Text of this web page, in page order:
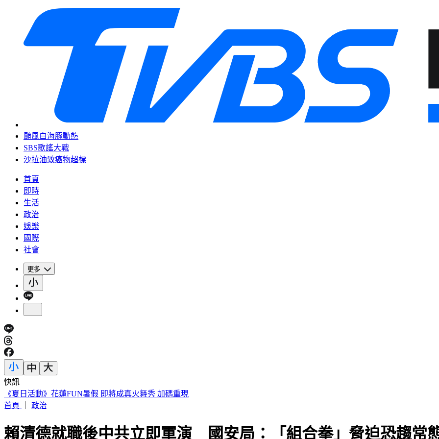
颱風白海豚動態
SBS歌謠大戰
沙拉油致癌物超標
首頁
即時
生活
政治
娛樂
國際
社會
更多
快訊
《夏日活動》花蓮FUN暑假 即將成真火舞秀 加碼重現
首頁
政治
賴清德就職後中共立即軍演 國安局：「組合拳」脅迫恐趨常